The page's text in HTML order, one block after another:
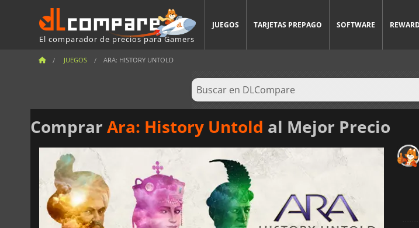
El comparador de precios para Gamers
JUEGOS TARJETAS PREPAGO SOFTWARE
JUEGOS ARA: HISTORY UNTOLD
Comprar Ara: History Untold al Mejor Precio